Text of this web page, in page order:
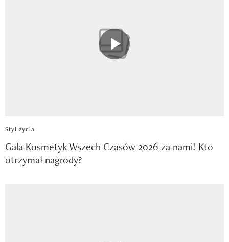
Styl życia
Gala Kosmetyk Wszech Czasów 2026 za nami! Kto
otrzymał nagrody?